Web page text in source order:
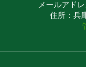
メールアドレ
住所：兵